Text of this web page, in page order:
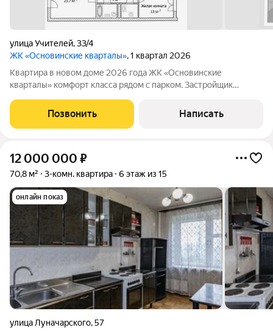
улица Учителей,33/4
ЖК «Основинские кварталы», 1 квартал 2026
Квартира в новом доме 2026 года ЖК «Основинские
кварталы» комфорт класса рядом с парком. Застройщик
Отделка пpедчиcтoвaя. Окна на разные стороны Большой
закрытый двор без машин. По периметру дома
Позвонить Написать
12 000 000 ₽
70,8 м² 3-комн. квартира 6 этаж из 15
онлайн показ
улица Луначарского,57